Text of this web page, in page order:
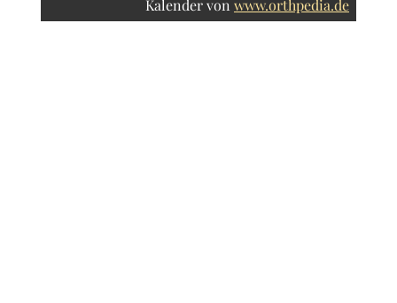
Kalender von www.orthpedia.de